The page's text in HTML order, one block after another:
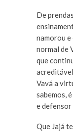
De
namorou e
normal de
que
Vavá a
sabemos,
e defensor
Que Jajá